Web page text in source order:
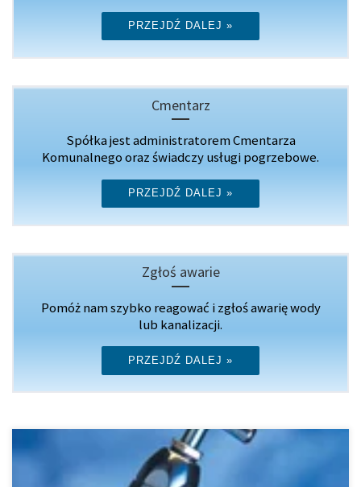
PRZEJDŹ DALEJ »
Cmentarz
Spółka jest administratorem Cmentarza
Komunalnego oraz świadczy usługi pogrzebowe.
PRZEJDŹ DALEJ »
Zgłoś awarie
Pomóż nam szybko reagować i zgłoś awarię wody
lub kanalizacji.
PRZEJDŹ DALEJ »